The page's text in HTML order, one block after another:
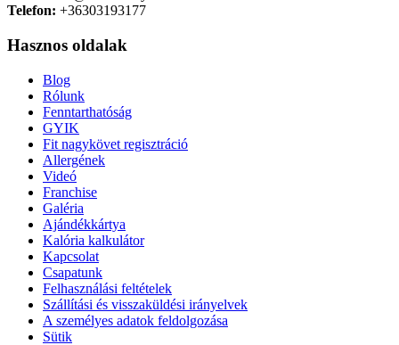
Telefon: +36303193177
Hasznos oldalak
Blog
Rólunk
Fenntarthatóság
GYIK
Fit nagykövet regisztráció
Allergének
Videó
Franchise
Galéria
Ajándékkártya
Kalória kalkulátor
Kapcsolat
Csapatunk
Felhasználási feltételek
Szállítási és visszaküldési irányelvek
A személyes adatok feldolgozása
Sütik